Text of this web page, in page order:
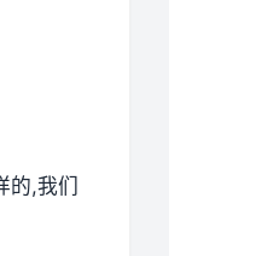
,我们